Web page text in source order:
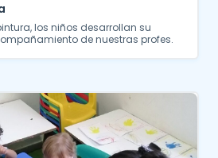
los niños desarrollan su
de nuestras profes.